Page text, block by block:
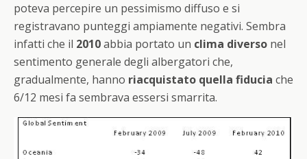
poteva percepire un pessimismo diffuso e si
registravano punteggi ampiamente negativi. Sembra
infatti che il 2010abbia portato un clima diverso nel
sentimento generale degli albergatori che,
gradualmente, hanno riacquistato quella fiducia che
6/12 mesi fa sembrava essersi smarrita.